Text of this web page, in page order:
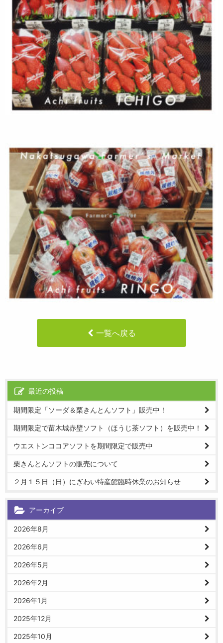
一覧へ戻る
最近の投稿
期間限定「ソーダ＆栗きんとんソフト」販売中！
期間限定で苗木城赤壁ソフト（ほうじ茶ソフト）を販売中！
ウエストンココアソフトを期間限定で販売中
栗きんとんソフトの販売について
２月１５日（日）にぎわい特産館臨時休業のお知らせ
アーカイブ
2026年8月
2026年6月
2026年5月
2026年2月
2026年1月
2025年12月
2025年10月